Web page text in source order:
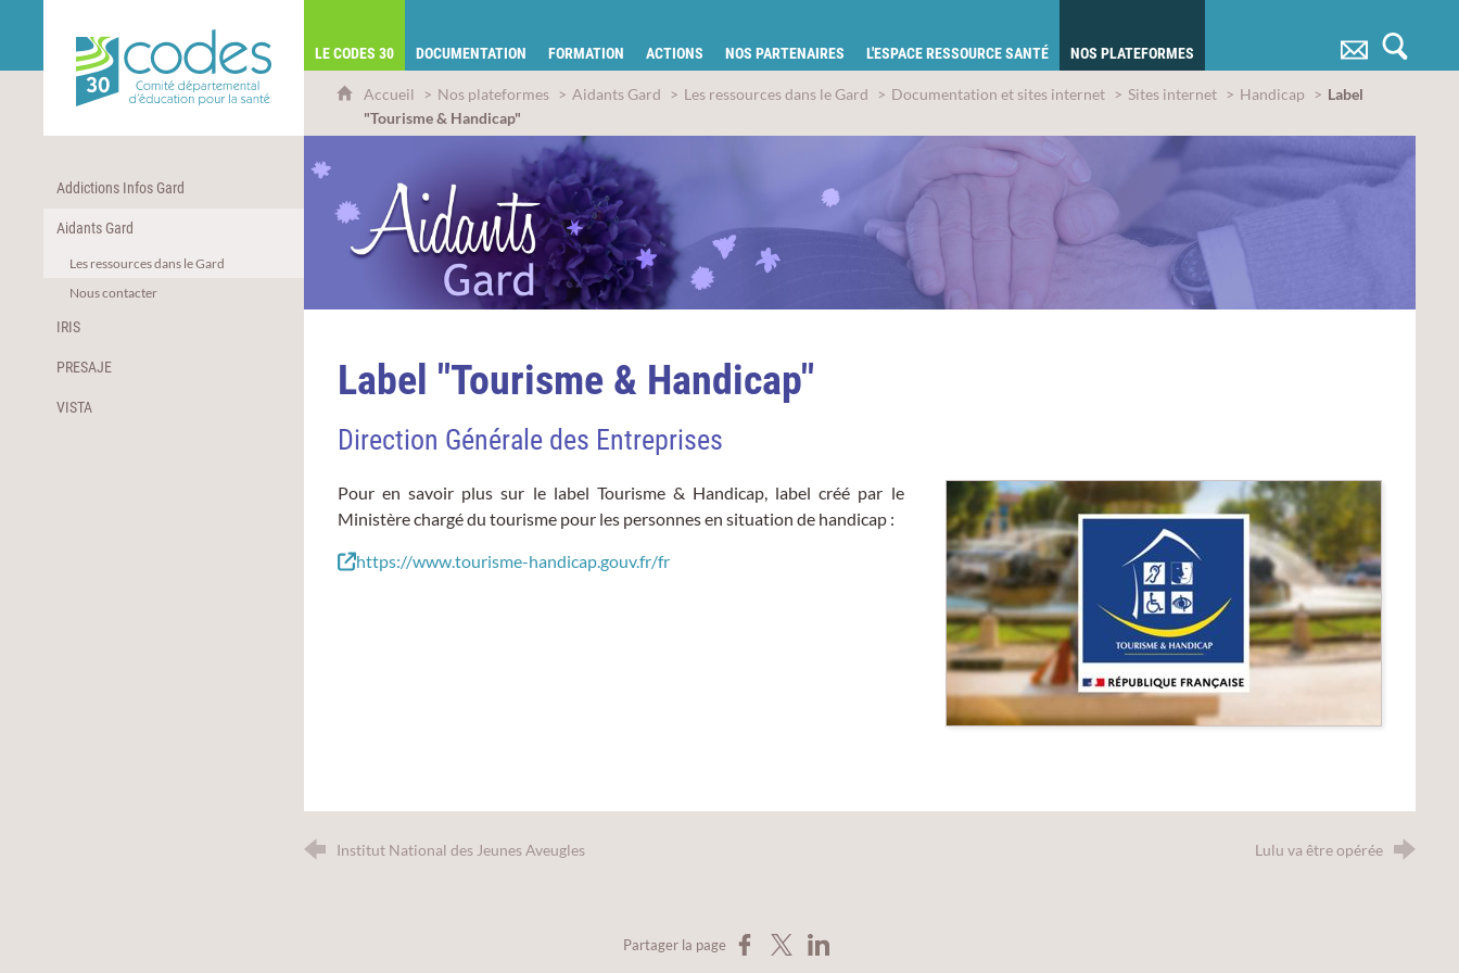
LE CODES 30 DOCUMENTATION FORMATION ACTIONS NOS PARTENAIRES L'ESPACE RESSOURCE SANTÉ NOS PLATEFORMES
Addictions Infos Gard
Aidants Gard
Les ressources dans le Gard
Nous contacter
IRIS
PRESAJE
VISTA
Accueil Nos plateformes Aidants Gard Les ressources dans le Gard Documentation et sites internet Sites internet Handicap
Label
"Tourisme & Handicap"
Label "Tourisme & Handicap"
Direction Générale des Entreprises
Pour en savoir plus sur le label Tourisme & Handicap, label créé par le
Ministère chargé du tourisme pour les personnes en situation de handicap :
https://www.tourisme-handicap.gouv.fr/fr
Institut National des Jeunes Aveugles Lulu va être opérée
Partager la page Partager sur Facebook
Partager sur XPartager sur LinkedIn